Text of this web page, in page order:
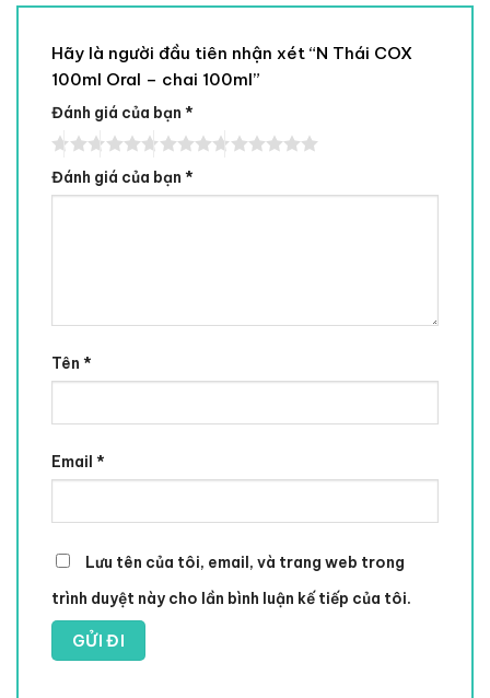
Hãy là người đầu tiên nhận xét “N Thái COX
100ml Oral – chai 100ml”
Đánh giá của bạn *
Đánh giá của bạn *
Tên *
Email *
Lưu tên của tôi, email, và trang web trong
trình duyệt này cho lần bình luận kế tiếp của tôi.